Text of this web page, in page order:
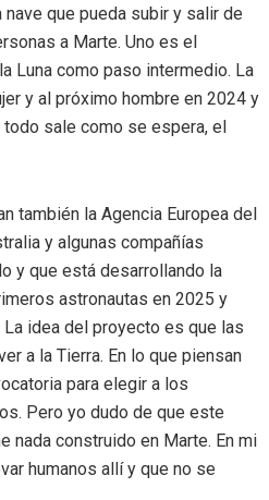
que pueda subir y salir de
a Marte. Uno es el
Luna como paso intermedio. La
y al próximo hombre en 2024 y
sale como se espera, el
también la Agencia Europea del
y algunas compañías
y que está desarrollando la
astronautas en 2025 y
idea del proyecto es que las
a la Tierra. En lo que piensan
para elegir a los
Pero yo dudo de que este
nada construido en Marte. En mi
humanos allí y que no se